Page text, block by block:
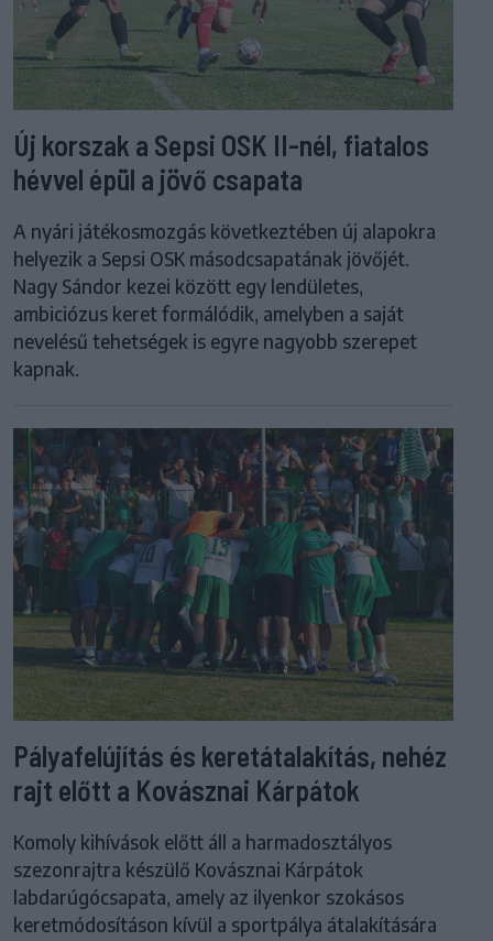
Új korszak a Sepsi OSK II-nél, fiatalos
hévvel épül a jövő csapata
A nyári játékosmozgás következtében új alapokra
helyezik a Sepsi OSK másodcsapatának jövőjét.
Nagy Sándor kezei között egy lendületes,
ambiciózus keret formálódik, amelyben a saját
nevelésű tehetségek is egyre nagyobb szerepet
kapnak.
Pályafelújítás és keretátalakítás, nehéz
rajt előtt a Kovásznai Kárpátok
Komoly kihívások előtt áll a harmadosztályos
szezonrajtra készülő Kovásznai Kárpátok
labdarúgócsapata, amely az ilyenkor szokásos
keretmódosításon kívül a sportpálya átalakítására